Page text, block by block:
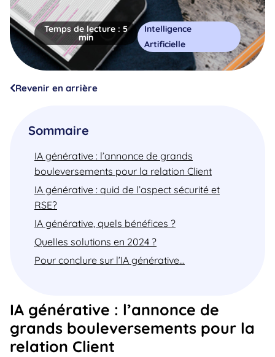
Temps de lecture : 5
min
Intelligence
Artificielle
Revenir en arrière
Sommaire
IA générative : l’annonce de grands
bouleversements pour la relation Client
IA générative : quid de l’aspect sécurité et
RSE?
IA générative, quels bénéfices ?
Quelles solutions en 2024 ?
Pour conclure sur l’IA générative…
IA générative : l’annonce de
grands bouleversements pour la
relation Client